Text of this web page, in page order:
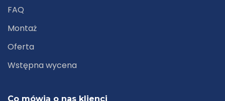
FAQ
Montaż
Oferta
Wstępna wycena
Co mówią o nas klienci